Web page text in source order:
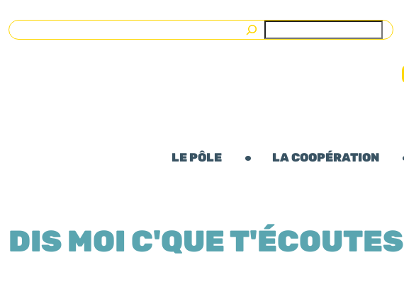
Rechercher
LE PÔLE LA COOPÉRATION
DIS MOI C'QUE T'ÉCOUTES